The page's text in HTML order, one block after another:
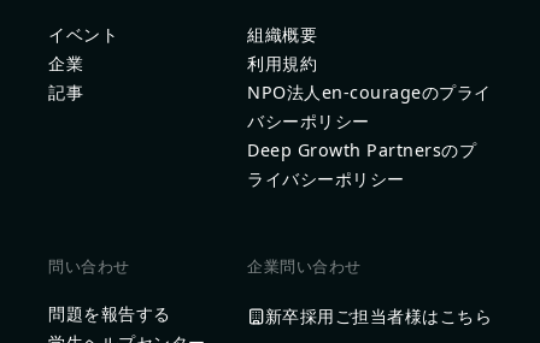
イベント
企業
記事
組織概要
利用規約
NPO法人en-courageのプライ
バシーポリシー
Deep Growth Partnersのプ
ライバシーポリシー
問い合わせ
問題を報告する
企業問い合わせ
新卒採用ご担当者様はこちら